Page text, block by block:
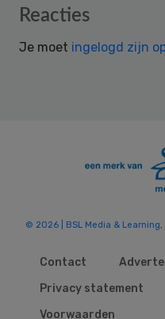
Reader
Reacties
Je moet ingelogd zijn
© 2026 | BSL Media & Learning
Contact
Privacy statement
Voorwaarden